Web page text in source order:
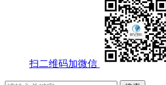
扫二维码加微信